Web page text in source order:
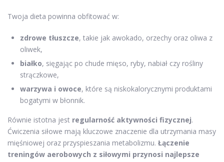
Twoja dieta powinna obfitować w:
zdrowe tłuszcze, takie jak awokado, orzechy oraz oliwa z
oliwek,
białko, sięgając po chude mięso, ryby, nabiał czy rośliny
strączkowe,
warzywa i owoce, które są niskokalorycznymi produktami
bogatymi w błonnik.
Równie istotna jest regularność aktywności fizycznej.
Ćwiczenia siłowe mają kluczowe znaczenie dla utrzymania masy
mięśniowej oraz przyspieszania metabolizmu. Łączenie
treningów aerobowych z siłowymi przynosi najlepsze